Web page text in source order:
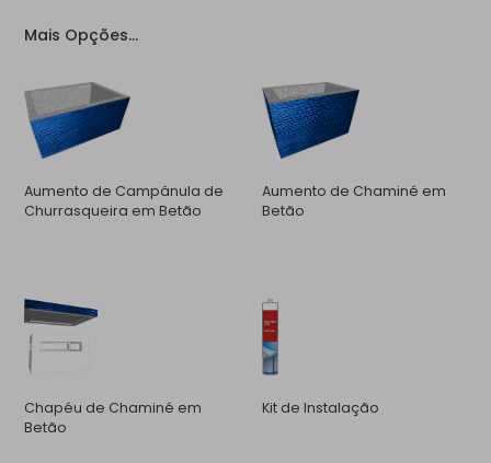
Mais Opções...
Aumento de Campânula de
Churrasqueira em Betão
Aumento de Chaminé em
Betão
Chapéu de Chaminé em
Betão
Kit de Instalação